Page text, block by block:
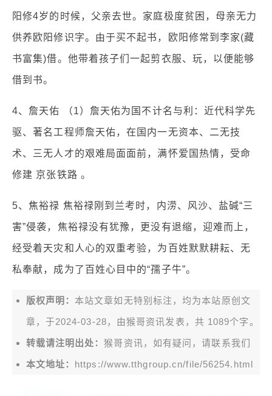
阳修4岁的时候，父亲去世。家庭极度贫困，母亲无力
供养欧阳修识字。由于买不起书，欧阳修常到李家(藏
书富集)借。他带着孩子们一起剪衣服、玩，以便能够
借到书。
4、詹天佑 （1）詹天佑为国不计名与利：近代科学先
驱、著名工程师詹天佑，在国内一无资本、二无技
术、三无人才的艰难局面面前，满怀爱国热情，受命
修建 京张铁路 。
5、焦裕禄 焦裕禄刚到兰考时，内涝、风沙、盐碱“三
害”侵袭，焦裕禄没有犹豫，更没有退缩，迎难而上，
经受着天灾和人心的双重考验，为百姓默默耕耘、无
私奉献，成为了百姓心目中的“孺子牛”。
版权声明： 本站文章如无特别标注，均为本站原创文
章，于2024-03-28，由猴哥资讯 发表，共 1089个字。
转载请注明出处：猴哥资讯，如有疑问，请联系我们
本文地址： https://www.tthgroup.cn/file/56254.html